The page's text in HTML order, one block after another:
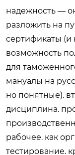
надежность —
разложить на
сертификаты (и
возможность
для
мануалы на
но понятные).
дисциплина.
рабочее. как
тестирование.